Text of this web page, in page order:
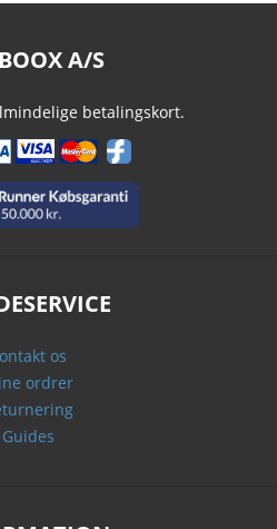
A/S
betalingskort.
os
ordrer
Guides